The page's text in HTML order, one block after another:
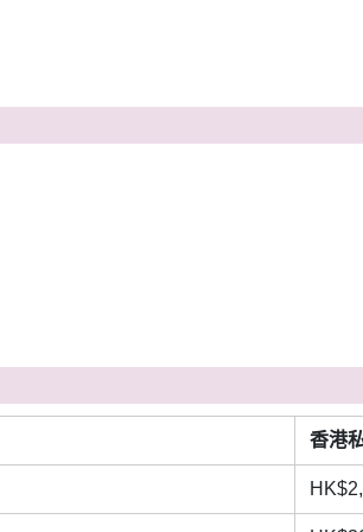
香港